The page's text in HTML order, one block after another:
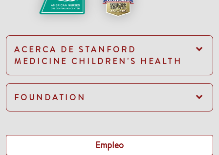
ACERCA DE STANFORD
MEDICINE CHILDREN'S HEALTH
FOUNDATION
Empleo